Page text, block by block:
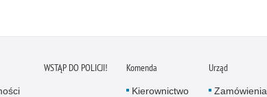
WSTĄP DO POLICJI! Komenda
Kierownictwo
Urząd
Zamówienia